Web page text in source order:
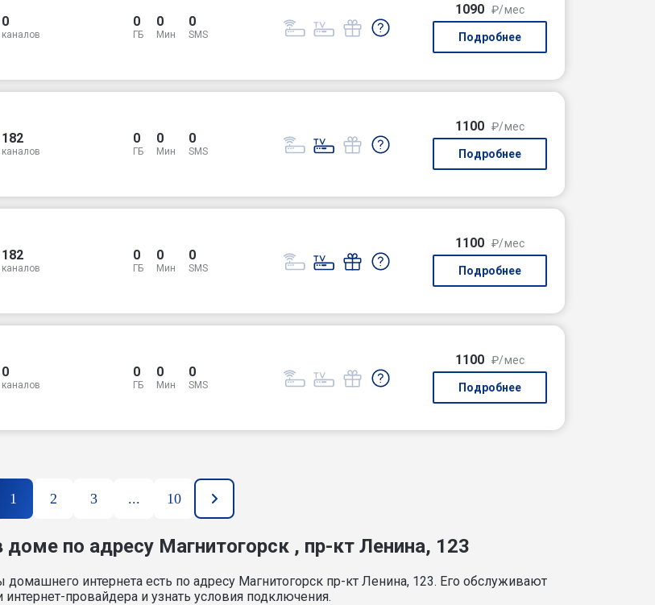
0
каналов
0
ГБ
0
Мин
0
SMS
1090 ₽/мес
Подробнее
182
каналов
0
ГБ
0
Мин
0
SMS
1100 ₽/мес
Подробнее
182
каналов
0
ГБ
0
Мин
0
SMS
1100 ₽/мес
Подробнее
0
каналов
0
ГБ
0
Мин
0
SMS
1100 ₽/мес
Подробнее
1 2 3 ... 10
по адресу Магнитогорск , пр-кт Ленина, 123
интернета есть по адресу Магнитогорск пр-кт Ленина, 123. Его обслуживают
провайдера и узнать условия подключения.